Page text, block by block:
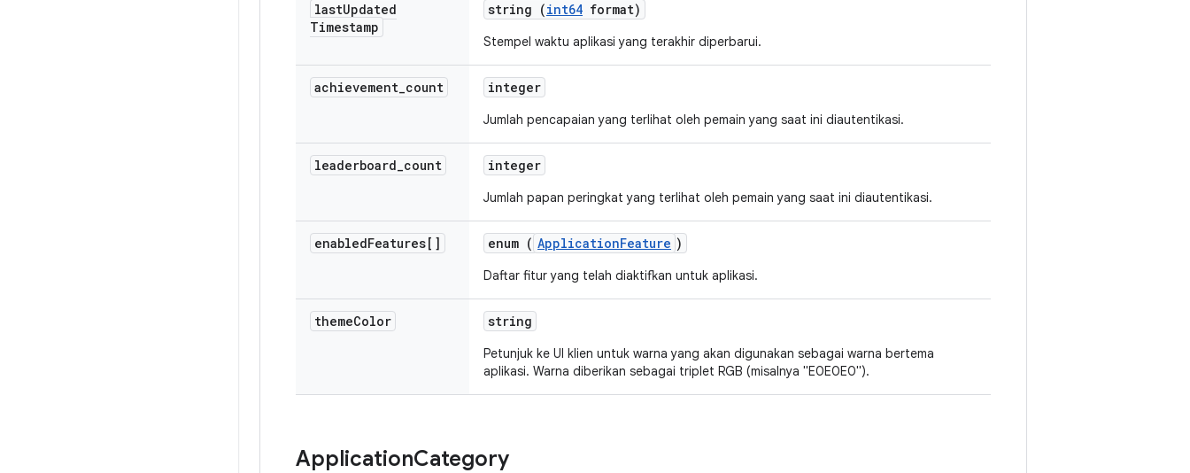
lastUpdated
Timestamp
string (int64 format)
Stempel waktu aplikasi yang terakhir diperbarui.
achievement_count integer
Jumlah pencapaian yang terlihat oleh pemain yang saat ini diautentikasi.
leaderboard_count integer
Jumlah papan peringkat yang terlihat oleh pemain yang saat ini diautentikasi.
enabledFeatures[] enum ( ApplicationFeature )
Daftar fitur yang telah diaktifkan untuk aplikasi.
themeColor string
Petunjuk ke UI klien untuk warna yang akan digunakan sebagai warna bertema
aplikasi. Warna diberikan sebagai triplet RGB (misalnya "E0E0E0").
ApplicationCategory